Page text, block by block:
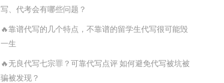
写、代考会有哪些问题？
🔥靠谱代写的几个特点，不靠谱的留学生代写很可能毁
一生
🔥无良代写七宗罪？可靠代写点评 如何避免代写被坑被
骗被发现？